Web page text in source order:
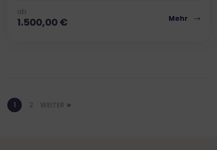
ab
1.500,00€ Mehr
1 2 WEITER